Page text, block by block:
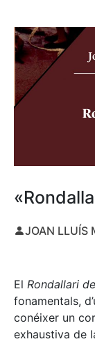
JOAN LLUÍS
El Rondallari
fonamentals,
conéixer un
exhaustiva de